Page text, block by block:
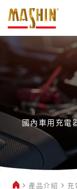
語
璽
鋰
電
池
40B
(L)
(R)
國內車用充電
產品介紹 充